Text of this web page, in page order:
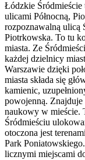
Łódzkie Śródmieście
ulicami Północną,
rozpoznawalną ulicą
Piotrkowska. To tu
miasta. Ze
każdej dzielnicy
Warszawie dzięki
miasta składa się
kamienic,
powojenną.
naukowy w mieście.
Śródmieściu
otoczona jest
Park
licznymi miejscami